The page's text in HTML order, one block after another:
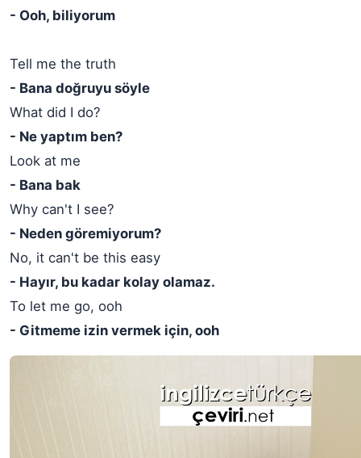
- Ooh, biliyorum
Tell me the truth
- Bana doğruyu söyle
What did I do?
- Ne yaptım ben?
Look at me
- Bana bak
Why can't I see?
- Neden göremiyorum?
No, it can't be this easy
- Hayır, bu kadar kolay olamaz.
To let me go, ooh
- Gitmeme izin vermek için, ooh